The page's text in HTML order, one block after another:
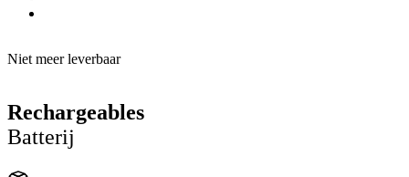
Niet meer leverbaar
Rechargeables
Batterij